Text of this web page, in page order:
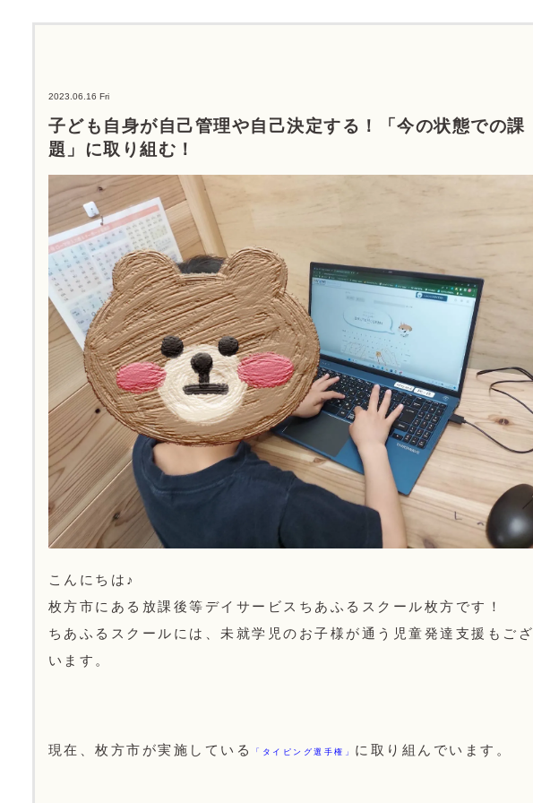
2023.06.16 Fri
子ども自身が自己管理や自己決定する！「今の状態での課
題」に取り組む！
こんにちは♪
枚方市にある放課後等デイサービスちあふるスクール枚方です！
ちあふるスクールには、未就学児のお子様が通う児童発達支援もござ
います。
現在、枚方市が実施している 「タイピング選手権」 に取り組んでいます。